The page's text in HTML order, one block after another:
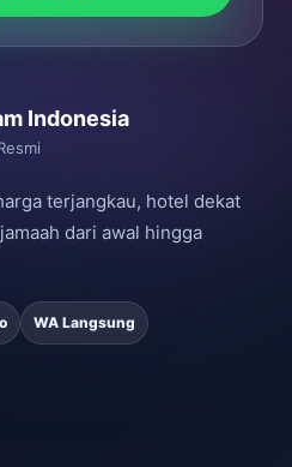
Indonesia
terjangkau, hotel dekat
dari awal hingga
WA Langsung